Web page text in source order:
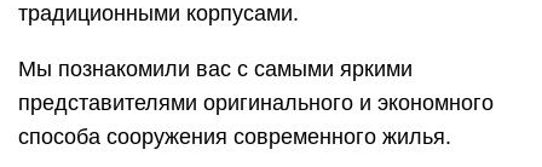
традиционными корпусами.
Мы познакомили вас с самыми яркими
представителями оригинального и экономного
способа сооружения современного жилья.